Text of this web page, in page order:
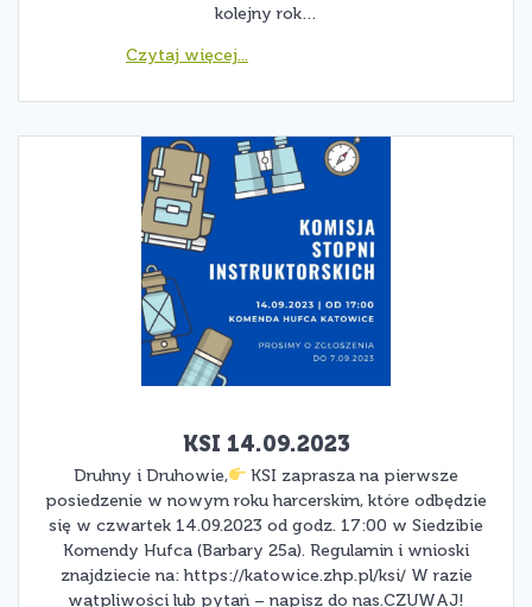
kolejny rok…
KSI 14.09.2023
Druhny i Druhowie,
KSI zaprasza na pierwsze
posiedzenie w nowym roku harcerskim, które odbędzie
się w czwartek 14.09.2023 od godz. 17:00 w Siedzibie
Komendy Hufca (Barbary 25a). Regulamin i wnioski
znajdziecie na: https://katowice.zhp.pl/ksi/ W razie
wątpliwości lub pytań – napisz do nas.CZUWAJ!